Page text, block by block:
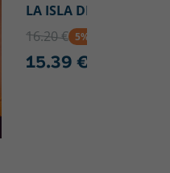
LA ISLA DEL TESORO
16.20 € 5% DTO
15.39 €